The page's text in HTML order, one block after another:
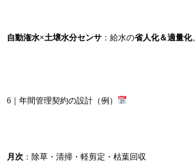
自動潅水×土壌水分センサ ：給水の省人化＆適量化。
6｜年間管理契約の設計（例）
月次 ：除草・清掃・軽剪定・枯葉回収